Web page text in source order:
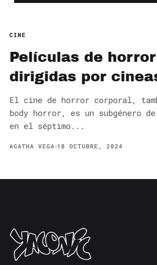
CINE
Películas de
dirigidas por
El cine de horror corporal,
body horror, es un subgénero
en el séptimo...
AGATHA VEGA 18 OCTUBRE, 2024